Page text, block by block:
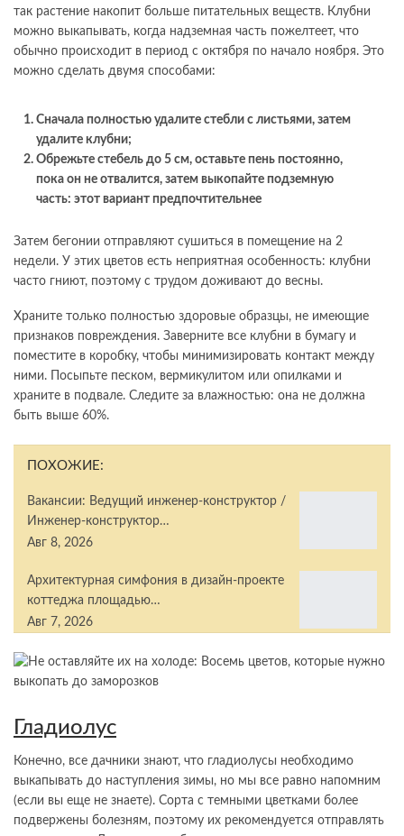
так растение накопит больше питательных веществ. Клубни
можно выкапывать, когда надземная часть пожелтеет, что
обычно происходит в период с октября по начало ноября. Это
можно сделать двумя способами:
Сначала полностью удалите стебли с листьями, затем
удалите клубни;
Обрежьте стебель до 5 см, оставьте пень постоянно,
пока он не отвалится, затем выкопайте подземную
часть: этот вариант предпочтительнее
Затем бегонии отправляют сушиться в помещение на 2
недели. У этих цветов есть неприятная особенность: клубни
часто гниют, поэтому с трудом доживают до весны.
Храните только полностью здоровые образцы, не имеющие
признаков повреждения. Заверните все клубни в бумагу и
поместите в коробку, чтобы минимизировать контакт между
ними. Посыпьте песком, вермикулитом или опилками и
храните в подвале. Следите за влажностью: она не должна
быть выше 60%.
ПОХОЖИЕ:
Вакансии: Ведущий инженер-конструктор /
Инженер-конструктор…
Авг 8, 2026
Архитектурная симфония в дизайн-проекте
коттеджа площадью…
Авг 7, 2026
Гладиолус
Конечно, все дачники знают, что гладиолусы необходимо
выкапывать до наступления зимы, но мы все равно напомним
(если вы еще не знаете). Сорта с темными цветками более
подвержены болезням, поэтому их рекомендуется отправлять